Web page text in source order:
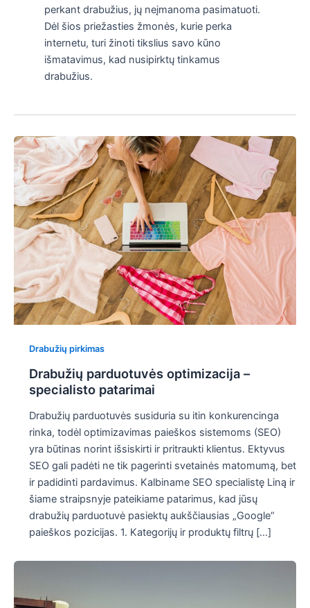
perkant drabužius, jų neįmanoma pasimatuoti.
Dėl šios priežasties žmonės, kurie perka
internetu, turi žinoti tikslius savo kūno
išmatavimus, kad nusipirktų tinkamus
drabužius.
Drabužių pirkimas
Drabužių parduotuvės optimizacija –
specialisto patarimai
Drabužių parduotuvės susiduria su itin konkurencinga
rinka, todėl optimizavimas paieškos sistemoms (SEO)
yra būtinas norint išsiskirti ir pritraukti klientus. Ektyvus
SEO gali padėti ne tik pagerinti svetainės matomumą, bet
ir padidinti pardavimus. Kalbiname SEO specialistę Liną ir
šiame straipsnyje pateikiame patarimus, kad jūsų
drabužių parduotuvė pasiektų aukščiausias „Google“
paieškos pozicijas. 1. Kategorijų ir produktų filtrų […]